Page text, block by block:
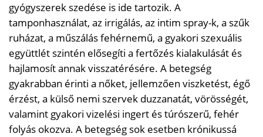
gyógyszerek szedése is ide tartozik. A
tamponhasználat, az irrigálás, az intim spray-k, a szűk
ruházat, a műszálás fehérnemű, a gyakori szexuális
együttlét szintén elősegíti a fertőzés kialakulását és
hajlamosít annak visszatérésére. A betegség
gyakrabban érinti a nőket, jellemzően viszketést, égő
érzést, a külső nemi szervek duzzanatát, vörösségét,
valamint gyakori vizelési ingert és túrószerű, fehér
folyás okozva. A betegség sok esetben krónikussá